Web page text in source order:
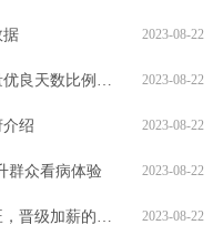
2023-08-22
据
2023-08-22
比例为87.6%
2023-08-22
绍
2023-08-22
群众看病体验
2023-08-22
薪的五个星座